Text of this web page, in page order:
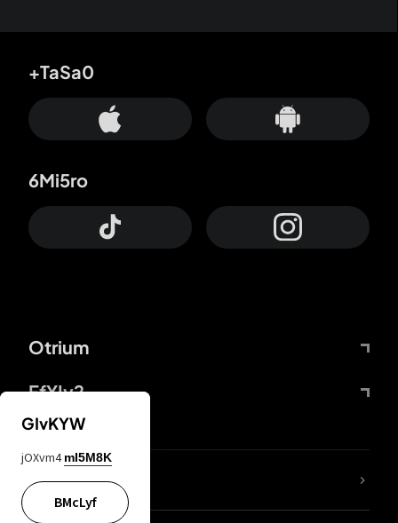
Otrium
FfYIy2
+TaSa0
6Mi5ro
65A04M
GIvKYW
jOXvm4 mI5M8K
BMcLyf